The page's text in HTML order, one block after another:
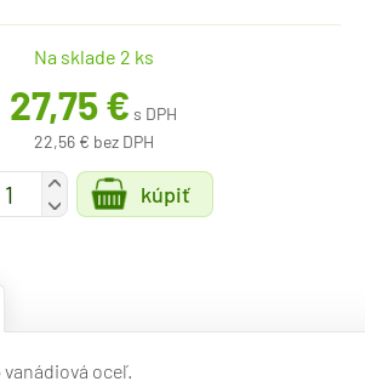
Na sklade 2 ks
27,75 € s DPH
22,56 € bez DPH
+
-
kúpiť
oceľ.